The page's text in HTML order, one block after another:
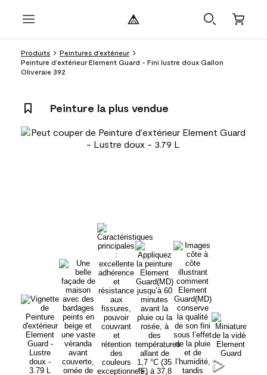
Produits
Peintures d’extérieur
Peinture d’extérieur Element Guard - Fini lustre doux Gallon
Oliveraie 392
Peinture la plus vendue